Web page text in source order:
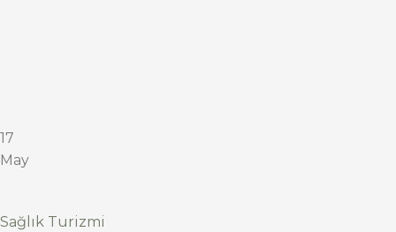
17
May
Sağlık Turizmi